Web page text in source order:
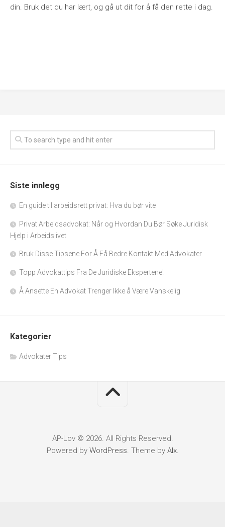
din. Bruk det du har lært, og gå ut dit for å få den rette i dag.
Siste innlegg
En guide til arbeidsrett privat: Hva du bør vite
Privat Arbeidsadvokat: Når og Hvordan Du Bør Søke Juridisk
Hjelp i Arbeidslivet
Bruk Disse Tipsene For Å Få Bedre Kontakt Med Advokater
Topp Advokattips Fra De Juridiske Ekspertene!
Å Ansette En Advokat Trenger Ikke å Være Vanskelig
Kategorier
Advokater Tips
AP-Lov © 2026. All Rights Reserved.
Powered by WordPress. Theme by Alx.